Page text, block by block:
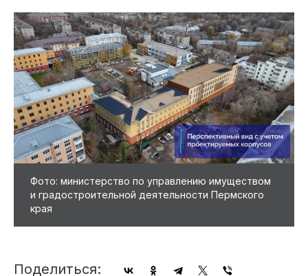
Фото: министерство по управлению имуществом
и градостроительной деятельности Пермского
края
Поделиться: